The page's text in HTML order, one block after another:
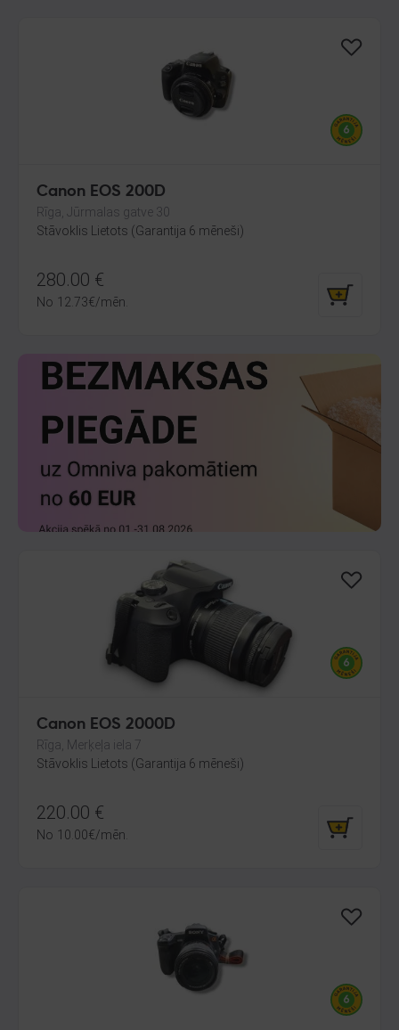
Canon EOS 200D
Rīga, Jūrmalas gatve 30
Stāvoklis Lietots (Garantija 6 mēneši)
280.00 €
No 12.73€/mēn.
Canon EOS 2000D
Rīga, Merķeļa iela 7
Stāvoklis Lietots (Garantija 6 mēneši)
220.00 €
No 10.00€/mēn.